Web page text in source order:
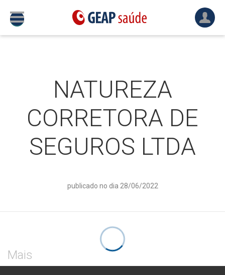
NATUREZA
CORRETORA DE
SEGUROS LTDA
publicado no dia 28/06/2022
Mais